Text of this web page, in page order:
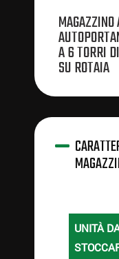
A 6 TORRI
SU ROTAIA
UNITÀ